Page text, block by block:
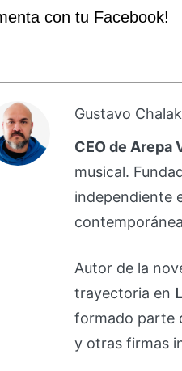
con tu Facebook!
Gustavo
CEO de Arepa
musical.
independiente
Autor de la
trayectoria en
formado parte
y otras firmas